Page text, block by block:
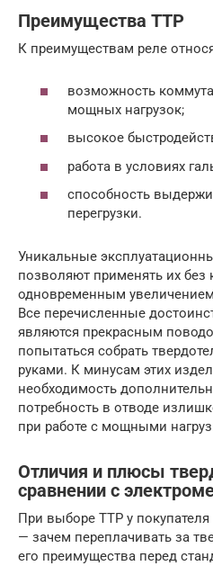
Преимущества ТТР
К преимуществам реле
возможность
мощных нагрузок;
высокое
работа в условиях
способность
перегрузки.
Уникальные
позволяют применять их без
одновременным
Все перечисленные
являются прекрасным
попытаться собрать
руками. К минусам этих
необходимость
потребность в отводе
при работе с мощными
Отличия и плюсы
сравнении с
При выборе ТТР у
— зачем переплачивать за
его преимущества перед